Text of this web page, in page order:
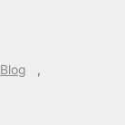
カ
Blog
,